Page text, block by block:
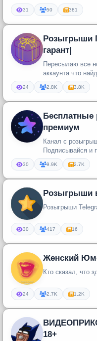
31 50 381
Розыгрыши
гарант|
Пересылаю все
аккаунта что
24 2.8K 3.8K
Бесплатные
премиум
Канал с
Подписывайся и
премиум себе на
30 9.9K 2.7K
Розыгрыши
Розыгрыши
30 417 16
Женский
Кто сказал, что
24 2.7K 1.2K
18+